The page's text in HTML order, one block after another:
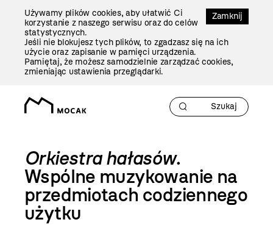
Zamknij
Używamy plików cookies, aby ułatwić Ci
korzystanie z naszego serwisu oraz do celów
statystycznych.
Jeśli nie blokujesz tych plików, to zgadzasz się na ich
użycie oraz zapisanie w pamięci urządzenia.
Pamiętaj, że możesz samodzielnie zarządzać cookies,
zmieniając ustawienia przeglądarki.
Orkiestra hałasów.
Wspólne muzykowanie na
przedmiotach codziennego
użytku